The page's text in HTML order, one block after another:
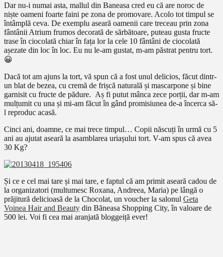
Dar nu-i numai asta, mallul din Baneasa cred eu că are noroc de
niște oameni foarte faini pe zona de promovare. Acolo tot timpul se
întâmplă ceva. De exemplu aseară oamenii care treceau prin zona
fântânii Atrium frumos decorată de sărbătoare, puteau gusta fructe
trase în ciocolată chiar în fața lor la cele 10 fântâni de ciocolată
așezate din loc în loc. Eu nu le-am gustat, m-am păstrat pentru tort.
😀
Dacă tot am ajuns la tort, vă spun că a fost unul delicios, făcut dintr-
un blat de bezea, cu cremă de frișcă naturală și mascarpone și bine
garnisit cu fructe de pădure. Aș fi putut mânca zece porții, dar m-am
mulțumit cu una și mi-am făcut în gând promisiunea de-a încerca să-
l reproduc acasă.
Cinci ani, doamne, ce mai trece timpul… Copii născuți în urmă cu 5
ani au ajutat aseară la asamblarea uriașului tort. V-am spus că avea
30 Kg?
Și ce e cel mai tare și mai tare, e faptul că am primit aseară cadou de
la organizatori (multumesc Roxana, Andreea, Maria) pe lângă o
prăjitură delicioasă de la Chocolat, un voucher la salonul Geta
Voinea Hair and Beauty din Băneasa Shopping City, în valoare de
500 lei. Voi fi cea mai aranjată bloggeiță ever!